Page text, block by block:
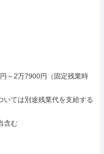
～2万7900円（固定残業時
いては別途残業代を支給する
含む